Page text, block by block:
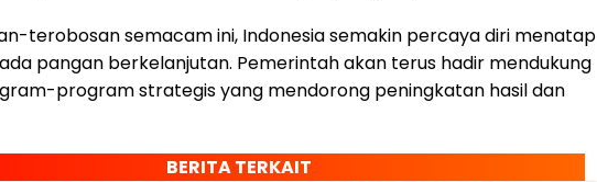
terobosan semacam ini, Indonesia semakin percaya diri menatap
pangan berkelanjutan. Pemerintah akan terus hadir mendukung
program strategis yang mendorong peningkatan hasil dan
BERITA TERKAIT